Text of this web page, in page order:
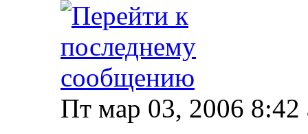
Пт мар 03, 2006 8:42